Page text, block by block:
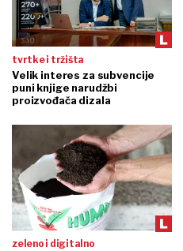
tvrtke i tržišta
Velik interes za subvencije
puni knjige narudžbi
proizvođača dizala
zeleno i digitalno